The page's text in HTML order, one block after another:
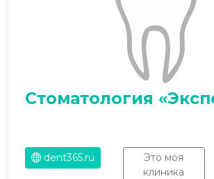
Стоматология
dent365.ru
Это моя
клиника